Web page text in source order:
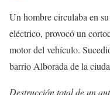
Un hombre circulaba en
eléctrico, provocó un
motor del vehículo.
barrio Alborada de la
Destrucción total de un